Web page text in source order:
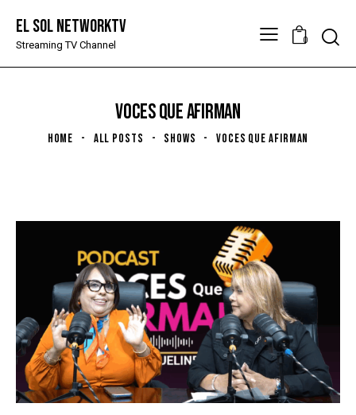
El Sol NetworkTV
Streaming TV Channel 0
VOCES QUE AFIRMAN
HOME ALL POSTS SHOWS VOCES QUE AFIRMAN